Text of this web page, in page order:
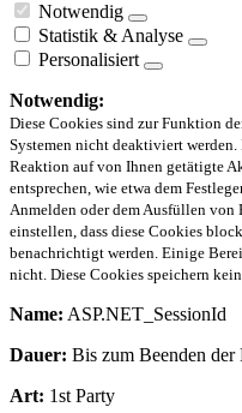
Notwendig
Statistik & Analyse
Personalisiert
Notwendig:
Diese Cookies sind zur Funktion
Systemen nicht deaktiviert
Reaktion auf von Ihnen getätigte
entsprechen, wie etwa dem
Anmelden oder dem Ausfüllen von
einstellen, dass diese Cookies
benachrichtigt werden. Einige
nicht. Diese Cookies speichern
Name: ASP.NET_SessionId
Dauer: Bis zum Beenden der
Art: 1st Party